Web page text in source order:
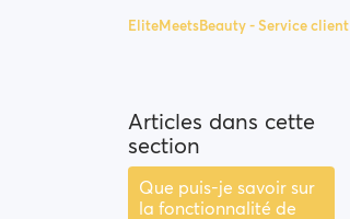
EliteMeetsBeauty - Service client
Articles dans cette
section
Que puis-je savoir sur
la fonctionnalité de